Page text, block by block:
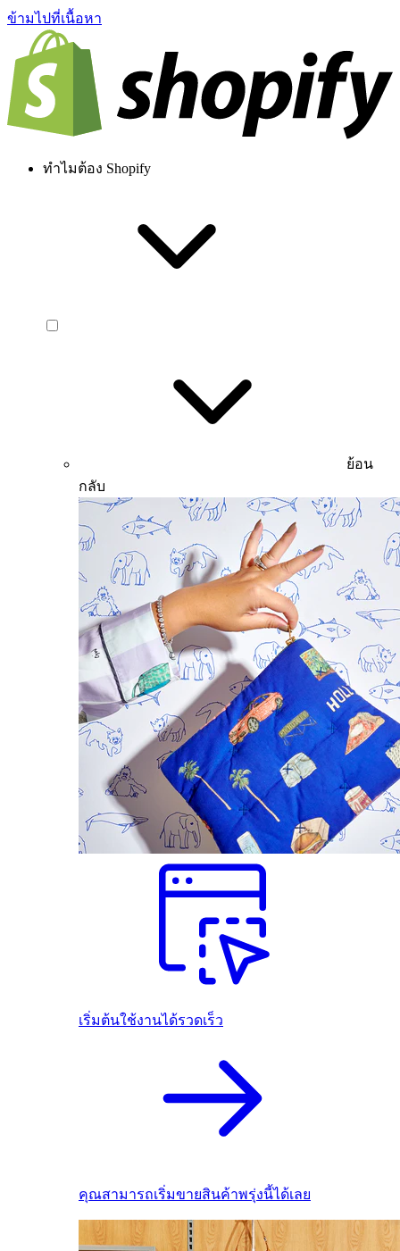
ข้ามไปที่เนื้อหา
ทำไมต้อง Shopify
ย้อน
กลับ
เริ่มต้นใช้งานได้รวดเร็ว
คุณสามารถเริ่มขายสินค้าพรุ่งนี้ได้เลย